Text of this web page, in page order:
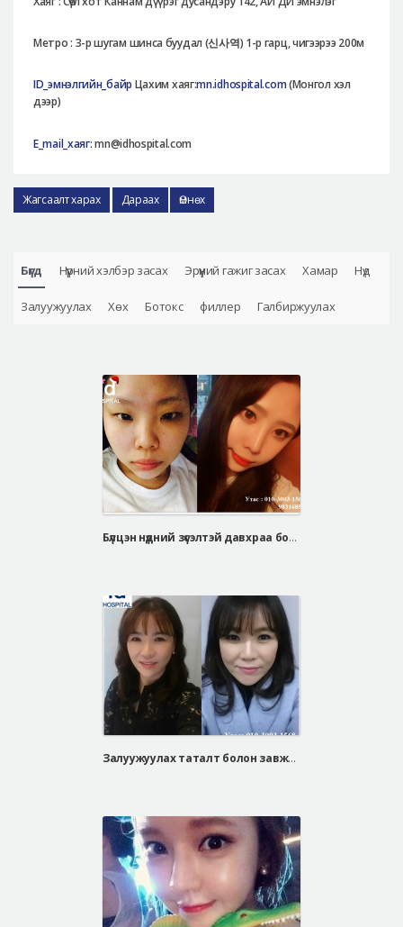
Метро : 3-р шугам шинса буудал (신사역) 1-р гарц, чигээрээ 200м
ID_эмнэлгийн_байр Цахим хаяг:mn.idhospital.com(Монгол хэл
дээр)
E_mail_хаяг: mn@idhospital.com
Жагсаалт харах Дараах Өмнөх
Бүгд Нүүрний хэлбэр засах Эрүүний гажиг засах Хамар Нүд
Залуужуулах Хөх Ботокс филлер Галбиржуулах
Бүлцэн нүдний зүсэлтэй давхраа болон барби хамарны мэс засал
Залуужуулах таталт болон завжны филлер